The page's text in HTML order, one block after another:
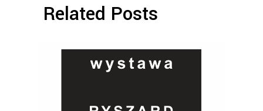
Related Posts